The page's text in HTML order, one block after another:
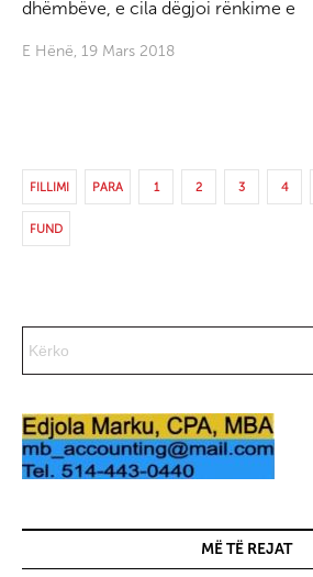
dhëmbëve, e cila dëgjoi rënkime e
E Hënë, 19 Mars 2018
FILLIMI PARA 1 2 3 4
FUND
MË TË REJAT